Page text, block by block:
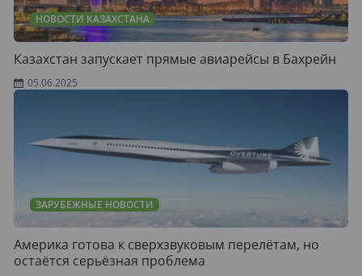
НОВОСТИ КАЗАХСТАНА
Казахстан запускает прямые авиарейсы в Бахрейн
05.06.2025
ЗАРУБЕЖНЫЕ НОВОСТИ
Америка готова к сверхзвуковым перелётам, но
остаётся серьёзная проблема